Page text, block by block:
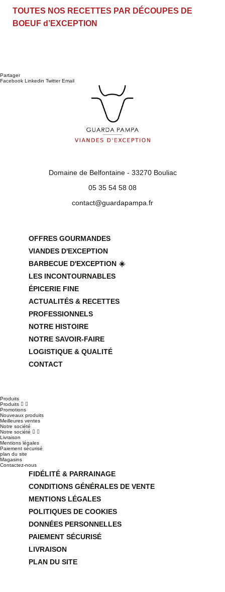
TOUTES NOS RECETTES PAR DÉCOUPES DE
BOEUF d’EXCEPTION
Partager
Facebook Linkedin Twitter Email
Domaine de Belfontaine - 33270 Bouliac
05 35 54 58 08
contact@guardapampa.fr
OFFRES GOURMANDES
VIANDES D'EXCEPTION
BARBECUE D'EXCEPTION ☀️
LES INCONTOURNABLES
ÉPICERIE FINE
ACTUALITÉS & RECETTES
PROFESSIONNELS
NOTRE HISTOIRE
NOTRE SAVOIR-FAIRE
LOGISTIQUE & QUALITÉ
CONTACT
Produits
Produits  
Promotions
Nouveaux produits
Meilleures ventes
Notre société
Notre société  
Livraison
Mentions légales
Paiement sécurisé
plan du site
Magasins
Contactez-nous
FIDÉLITÉ & PARRAINAGE
CONDITIONS GÉNÉRALES DE VENTE
MENTIONS LÉGALES
POLITIQUES DE COOKIES
DONNÉES PERSONNELLES
PAIEMENT SÉCURISÉ
LIVRAISON
PLAN DU SITE